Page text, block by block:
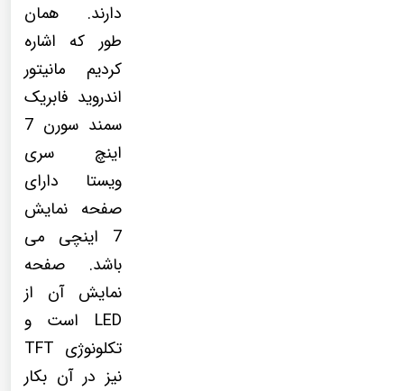
دارند. همان
طور که اشاره
کردیم مانیتور
اندروید فابریک
سمند سورن 7
اینچ سری
ویستا دارای
صفحه نمایش
7 اینچی می
باشد. صفحه
نمایش آن از
LED است و
تکلونوژی TFT
نیز در آن بکار